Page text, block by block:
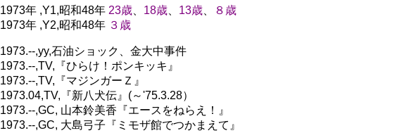
1973年 ,Y1,昭和48年 23歳、 18歳、 13歳、
８歳
1973年 ,Y2,昭和48年 ３歳
1973.--,yy,石油ショック、金大中事件
1973.--,TV,『ひらけ！ポンキッキ』
1973.--,TV,『マジンガーＺ』
1973.04,TV,『新八犬伝』(～'75.3.28）
1973.--,GC, 山本鈴美香『エースをねらえ！』
1973.--,GC, 大島弓子『ミモザ館でつかまえて』